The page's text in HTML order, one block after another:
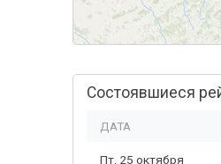
Состоявшиеся
ДАТА
Пт. 25 октября